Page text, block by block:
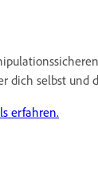
dich selbst und
erfahren.